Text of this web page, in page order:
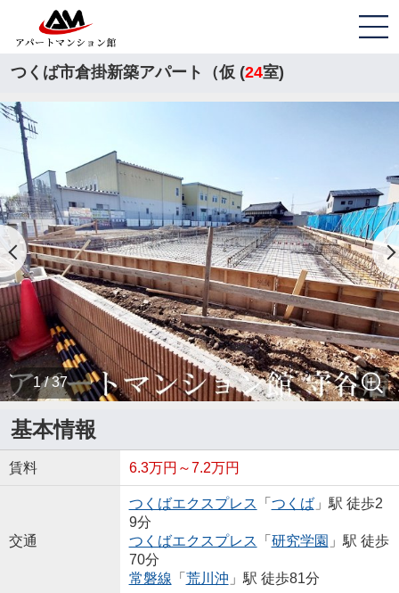
つくば市倉掛新築アパート（仮 (24室)
1 / 37
基本情報
賃料 6.3万円～7.2万円
交通
つくばエクスプレス 「 つくば」駅 徒歩2
9分
つくばエクスプレス 「 研究学園 」駅 徒歩
70分
常磐線 「 荒川沖 」駅 徒歩81分